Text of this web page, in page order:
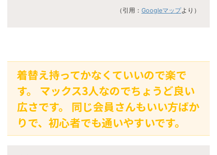
（引用： Googleマップより）
着替え持ってかなくていいので楽で
す。 マックス3人なのでちょうど良い
広さです。 同じ会員さんもいい方ばか
りで、初心者でも通いやすいです。